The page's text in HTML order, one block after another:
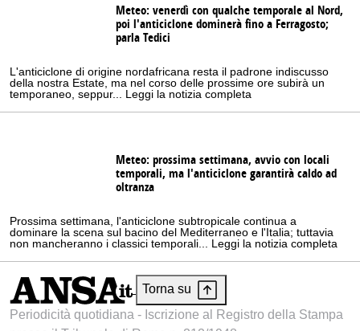
Meteo: venerdì con qualche temporale al Nord,
poi l'anticiclone dominerà fino a Ferragosto;
parla Tedici
L'anticiclone di origine nordafricana resta il padrone indiscusso
della nostra Estate, ma nel corso delle prossime ore subirà un
temporaneo, seppur... Leggi la notizia completa
Meteo: prossima settimana, avvio con locali
temporali, ma l'anticiclone garantirà caldo ad
oltranza
Prossima settimana, l'anticiclone subtropicale continua a
dominare la scena sul bacino del Mediterraneo e l'Italia; tuttavia
non mancheranno i classici temporali... Leggi la notizia completa
Torna su
Periodicità quotidiana - Iscrizione al Registro della Stampa